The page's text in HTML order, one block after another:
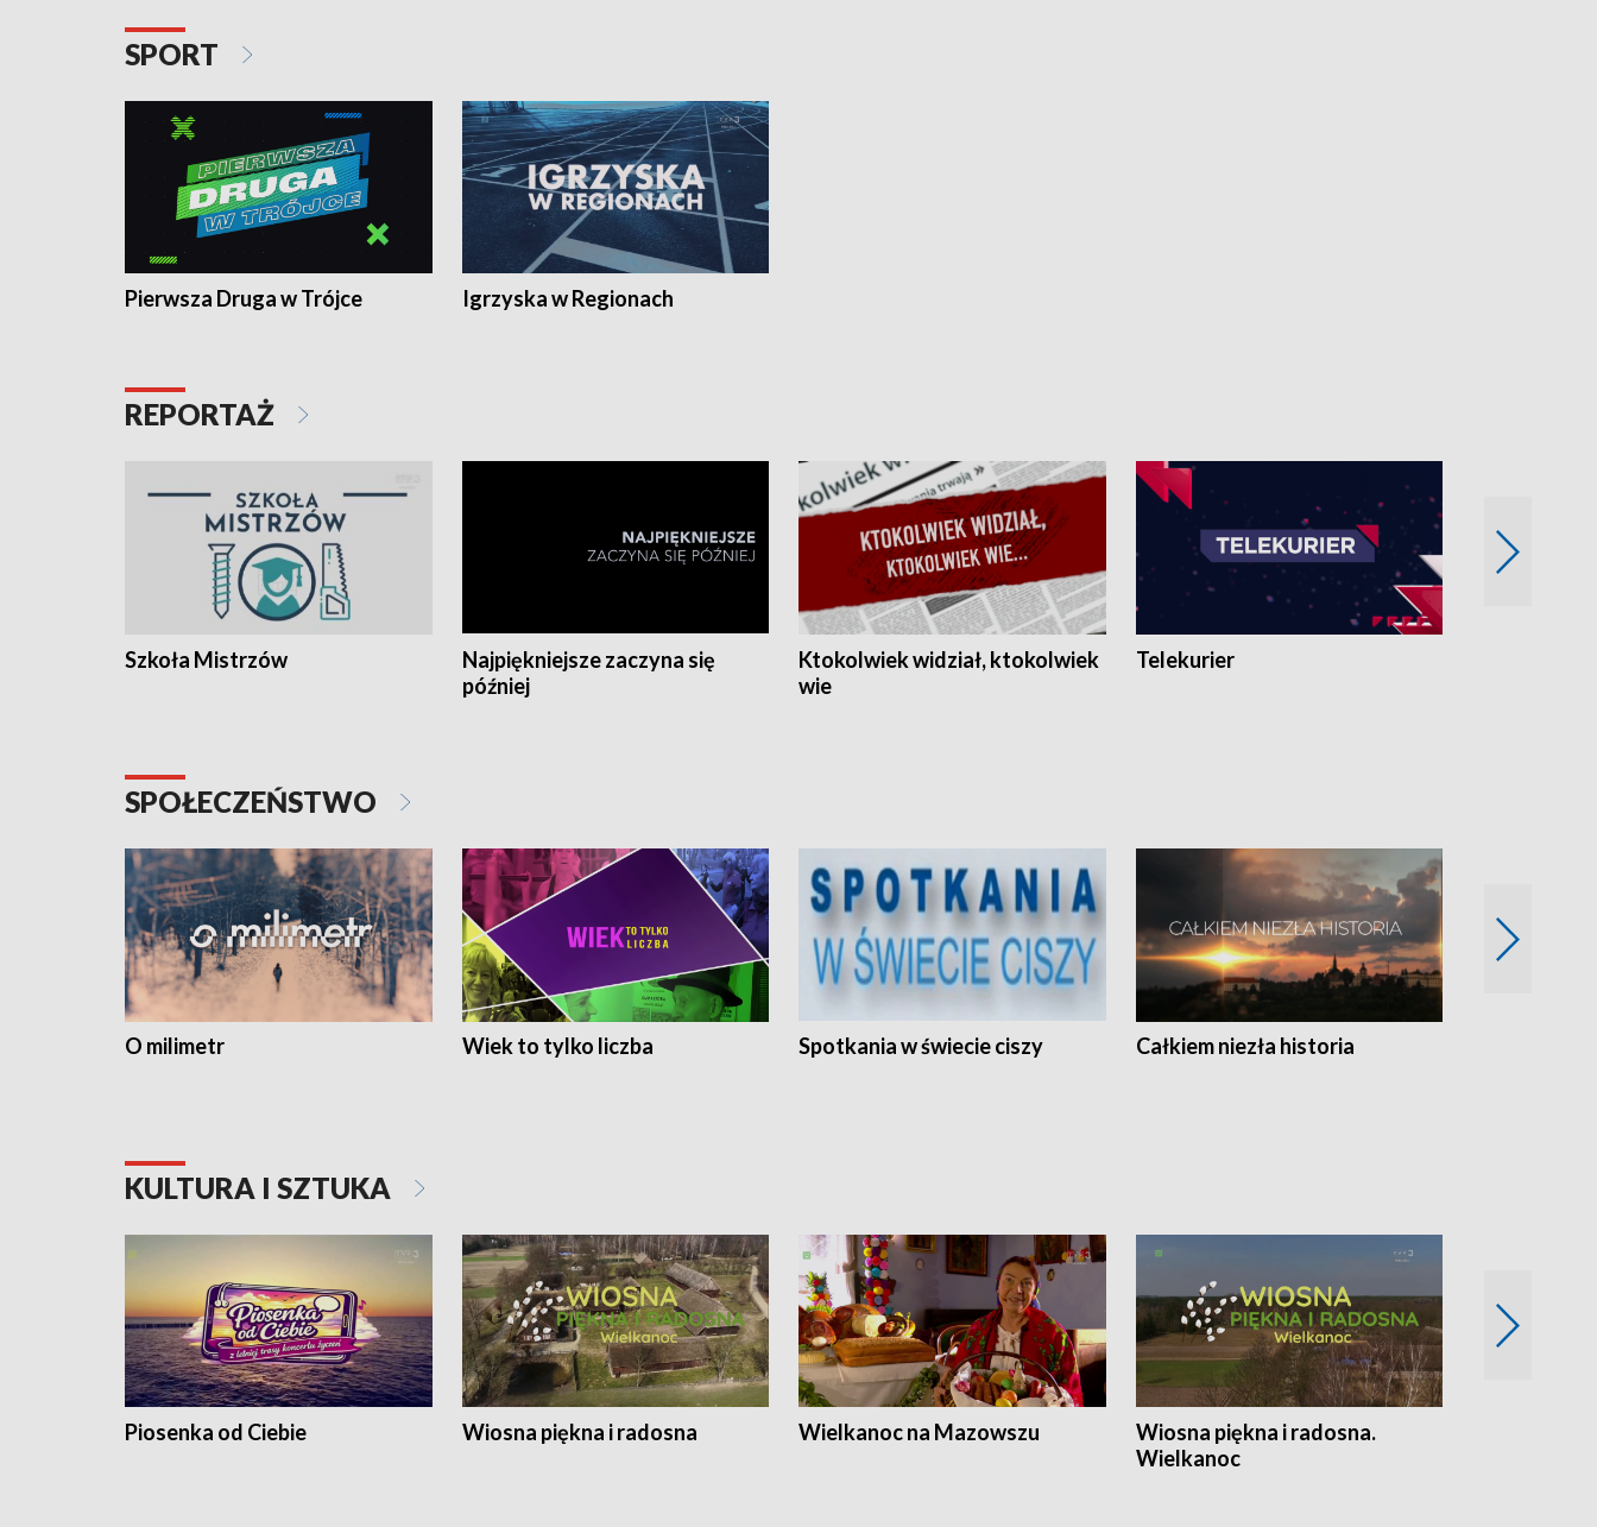
SPORT
Pierwsza Druga w Trójce Igrzyska w Regionach
REPORTAŻ
Szkoła Mistrzów
Najpiękniejsze zaczyna się
później
Ktokolwiek widział, ktokolwiek
wie
Telekurier
SPOŁECZEŃSTWO
O milimetr Wiek to tylko liczba Spotkania w świecie ciszy Całkiem niezła historia
KULTURA I SZTUKA
Piosenka od Ciebie Wiosna piękna i radosna Wielkanoc na Mazowszu
Wiosna piękna i radosna.
Wielkanoc